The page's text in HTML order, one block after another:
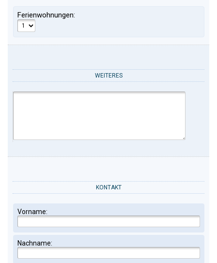
Ferienwohnungen:
WEITERES
KONTAKT
Vorname:
Nachname: